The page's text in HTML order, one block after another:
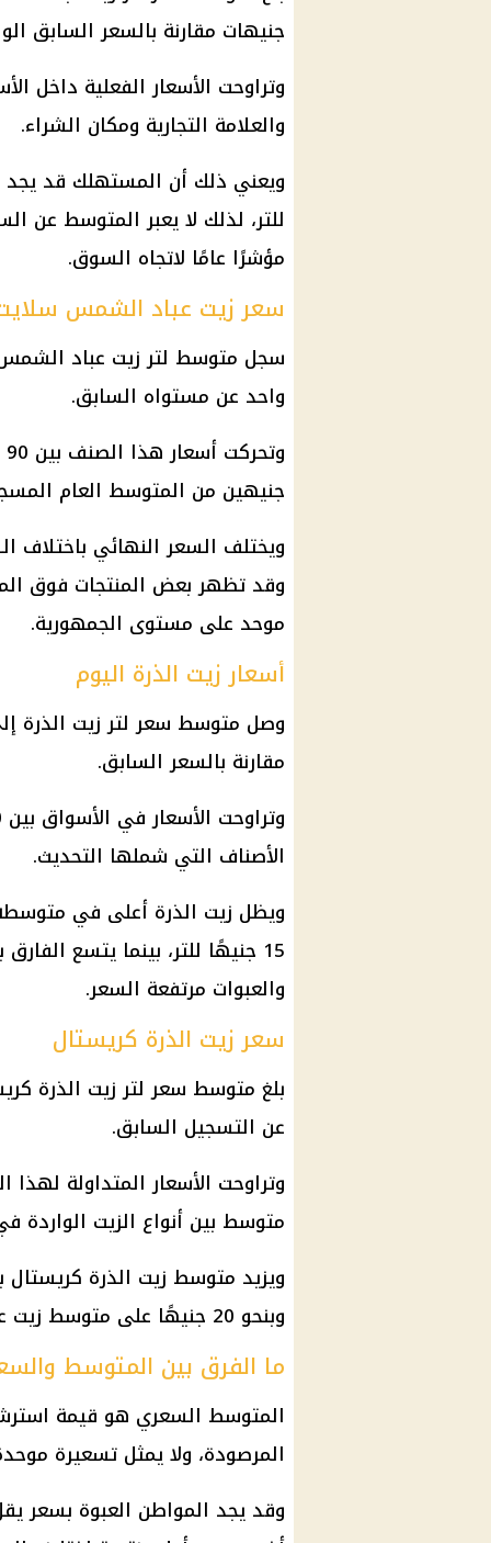
جنيهات مقارنة بالسعر السابق
والعلامة التجارية ومكان الشراء.
للتر، لذلك لا يعبر المتوسط عن
مؤشرًا عامًا لاتجاه السوق.
سعر زيت عباد الشمس
واحد عن مستواه السابق.
جنيهين من المتوسط العام
ويختلف السعر النهائي باختلاف
وقد تظهر بعض المنتجات فوق
موحد على مستوى الجمهورية.
أسعار زيت الذرة اليوم
مقارنة بالسعر السابق.
الأصناف التي شملها التحديث.
ويظل زيت الذرة أعلى في
15 جنيهًا للتر، بينما يتسع
والعبوات مرتفعة السعر.
سعر زيت الذرة كريستال
عن التسجيل السابق.
متوسط بين أنواع الزيت الواردة
وبنحو 20 جنيهًا على متوسط زيت عباد الشمس.
ما الفرق بين المتوسط
المتوسط السعري هو قيمة
المرصودة، ولا يمثل تسعيرة
وقد يجد المواطن العبوة بسعر